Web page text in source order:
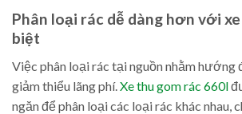
Phân loại rác dễ dàng hơn với
biệt
Việc phân loại rác tại nguồn nhằm hướng
giảm thiểu lãng phí. Xe thu gom rác 660l
ngăn để phân loại các loại rác khác nhau,